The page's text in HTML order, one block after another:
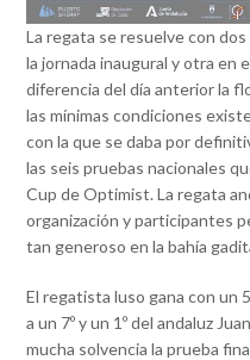
La regata se resuelve con
la jornada inaugural y otra en
diferencia del día anterior la
las mínimas condiciones
con la que se daba por
las seis pruebas nacionales
Cup de Optimist. La regata
organización y participantes
tan generoso en la bahía
El regatista luso gana con un
a un 7º y un 1º del andaluz
mucha solvencia la prueba